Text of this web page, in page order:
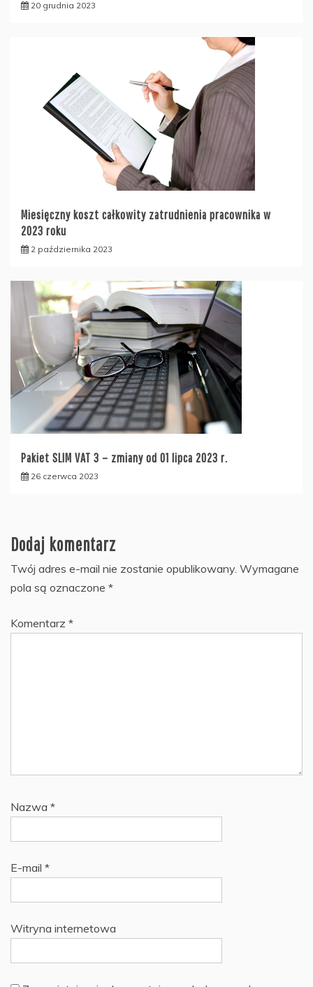
20 grudnia 2023
Miesięczny koszt całkowity zatrudnienia pracownika w
2023 roku
2 października 2023
Pakiet SLIM VAT 3 – zmiany od 01 lipca 2023 r.
26 czerwca 2023
Dodaj komentarz
Twój adres e-mail nie zostanie opublikowany. Wymagane
pola są oznaczone *
Komentarz *
Nazwa *
E-mail *
Witryna internetowa